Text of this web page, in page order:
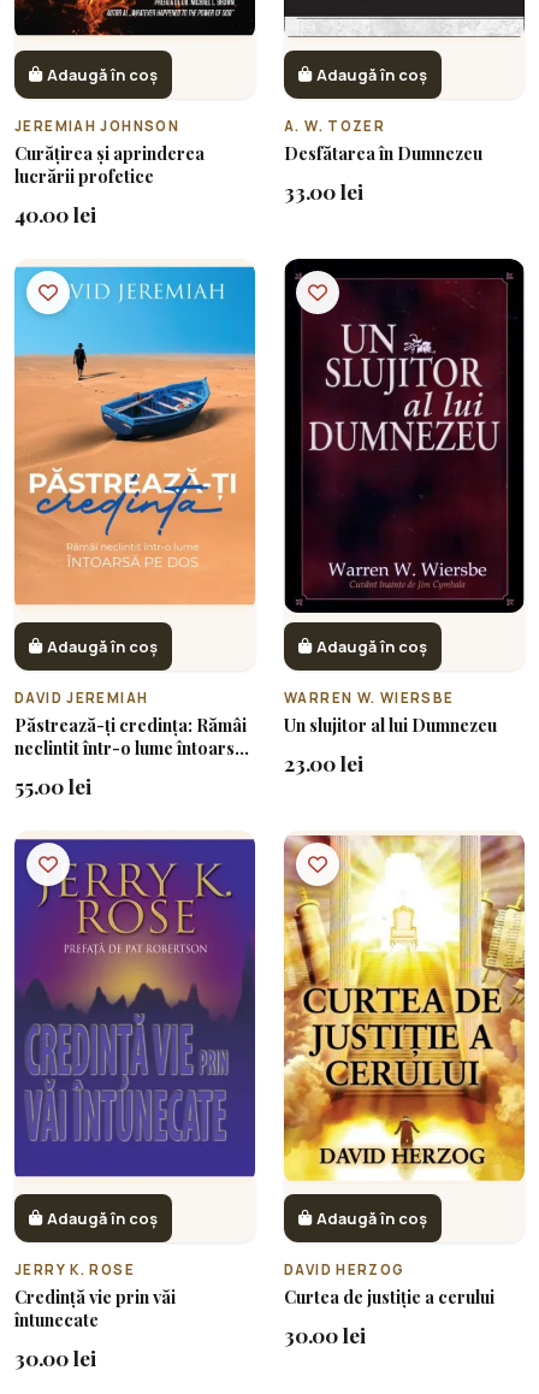
Adaugă în coș
JEREMIAH JOHNSON
Curățirea și aprinderea
lucrării profetice
40.00 lei
Adaugă în coș
A. W. TOZER
Desfătarea în Dumnezeu
33.00 lei
Adaugă în coș
DAVID JEREMIAH
Păstrează-ți credința: Rămâi
neclintit într-o lume întoarsă
55.00 lei
Adaugă în coș
WARREN W. WIERSBE
Un slujitor al lui Dumnezeu
23.00 lei
Adaugă în coș
JERRY K. ROSE
Credință vie prin văi
întunecate
30.00 lei
Adaugă în coș
DAVID HERZOG
Curtea de justiție a cerului
30.00 lei